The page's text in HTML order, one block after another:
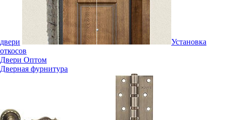
двери
Установка
откосов
Двери Оптом
Дверная фурнитура